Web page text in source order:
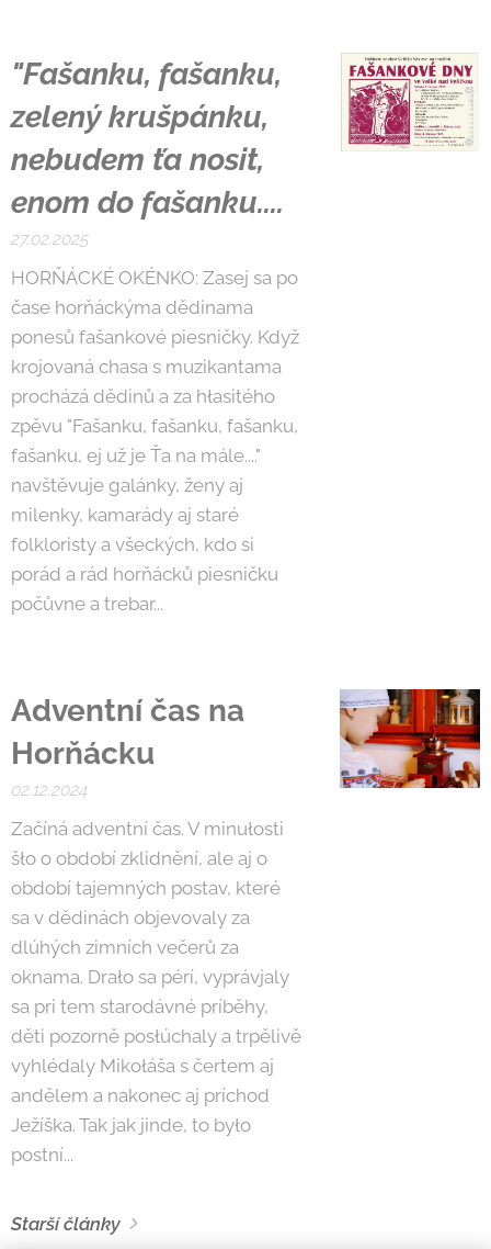
"Fašanku, fašanku,
zelený krušpánku,
nebudem ťa nosit,
enom do fašanku....
27.02.2025
HORŇÁCKÉ OKÉNKO: Zasej sa po
čase horňáckýma dědinama
ponesů fašankové piesničky. Když
krojovaná chasa s muzikantama
procházá dědinů a za hłasitého
zpěvu "Fašanku, fašanku, fašanku,
fašanku, ej už je Ťa na mále...."
navštěvuje galánky, ženy aj
milenky, kamarády aj staré
folkloristy a všeckých, kdo si
porád a rád horňácků piesničku
počůvne a trebar...
Adventní čas na
Horňácku
02.12.2024
Začíná adventní čas. V minułosti
šło o období zklidnění, ale aj o
období tajemných postav, které
sa v dědinách objevovaly za
dlúhých zimních večerů za
oknama. Drało sa pérí, vyprávjaly
sa pri tem starodávné príběhy,
děti pozorně posłúchaly a trpělivě
vyhlédaly Mikołáša s čertem aj
andělem a nakonec aj príchod
Ježíška. Tak jak jinde, to było
postní...
Starší články